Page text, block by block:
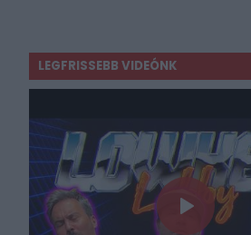
LEGFRISSEBB VIDEÓNK